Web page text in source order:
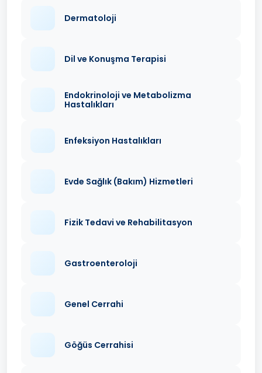
Dermatoloji
Dil ve Konuşma Terapisi
Endokrinoloji ve Metabolizma
Hastalıkları
Enfeksiyon Hastalıkları
Evde Sağlık (Bakım) Hizmetleri
Fizik Tedavi ve Rehabilitasyon
Gastroenteroloji
Genel Cerrahi
Göğüs Cerrahisi